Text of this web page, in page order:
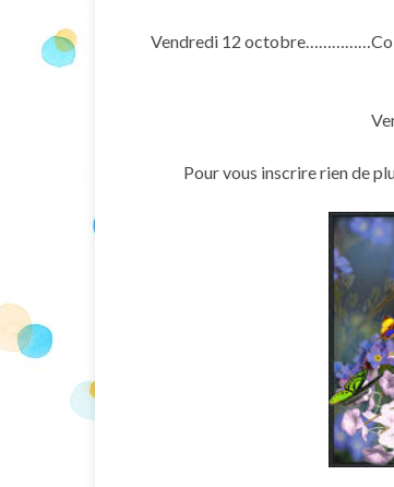
Vendredi 12
Pour vous inscrire rien de